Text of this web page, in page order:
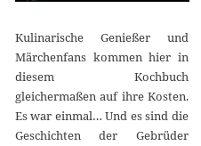
Kulinarische Genießer und
Märchenfans kommen hier in
diesem Kochbuch
gleichermaßen auf ihre Kosten.
Es war einmal… Und es sind die
Geschichten der Gebrüder